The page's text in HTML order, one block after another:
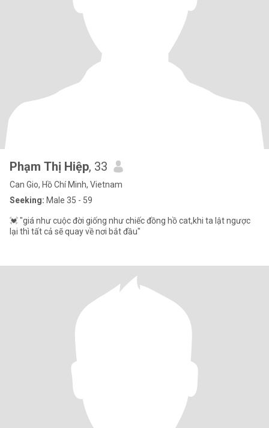
Phạm Thị Hiệp, 33
Can Gio, Hồ Chí Minh, Vietnam
Seeking: Male 35 - 59
💓 "giá như cuộc đời giống như chiếc đồng hồ cat,khi ta lật ngược
lại thì tất cả sẽ quay về nơi bắt đầu"